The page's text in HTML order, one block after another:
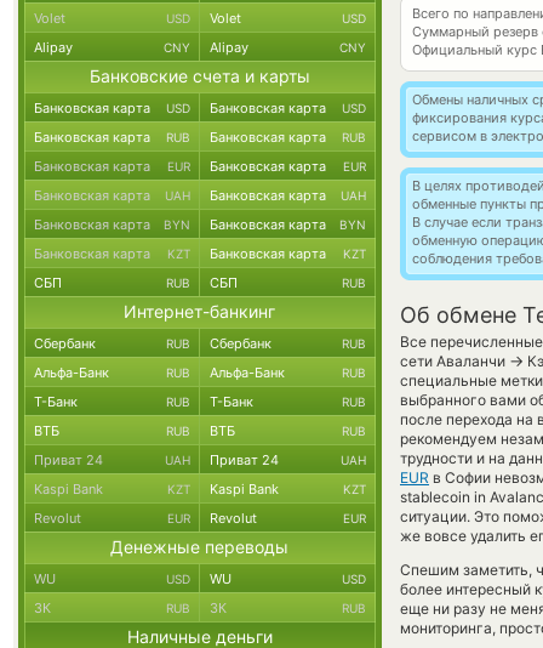
Всего по
Суммарный резерв
Официальный курс
Обмены наличных
фиксирования
сервисом в
В целях
обменные пункты
В случае если
обменную
соблюдения
Об обмене
Все
сети Аваланчи →
специальные
выбранного вами
после перехода на
рекомендуем
трудности и на
EUR в Софии
stablecoin in
ситуации. Это
же вовсе удалить
Спешим заметить,
более интересный
еще ни разу не
мониторинга,
Volet USD Volet USD
Alipay CNY Alipay CNY
Банковские счета и карты
Банковская карта USD Банковская карта USD
Банковская карта RUB Банковская карта RUB
Банковская карта EUR Банковская карта EUR
Банковская карта UAH Банковская карта UAH
Банковская карта BYN Банковская карта BYN
Банковская карта KZT Банковская карта KZT
СБП RUB СБП RUB
Интернет-банкинг
Сбербанк RUB Сбербанк RUB
Альфа-Банк RUB Альфа-Банк RUB
Т-Банк RUB Т-Банк RUB
ВТБ RUB ВТБ RUB
Приват 24 UAH Приват 24 UAH
Kaspi Bank KZT Kaspi Bank KZT
Revolut EUR Revolut EUR
Денежные переводы
WU USD WU USD
ЗК RUB ЗК RUB
Наличные деньги